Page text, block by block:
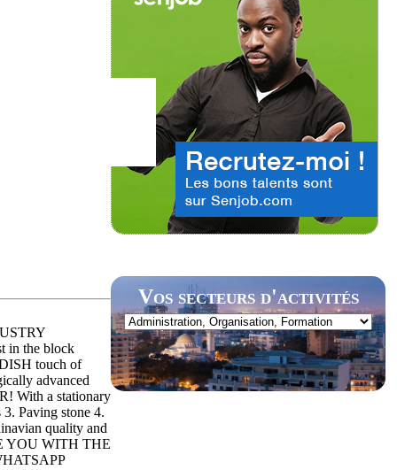
Vos secteurs d'activités
in the block
touch of
advanced
With a stationary
Paving stone 4.
quality and
YOU WITH THE